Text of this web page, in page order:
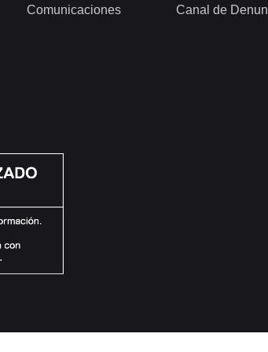
Comunicaciones Canal de